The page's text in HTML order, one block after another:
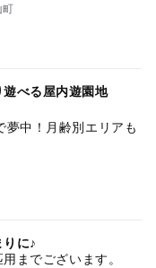
町
べる屋内遊園地
夢中！月齢別エリアも
に♪
までございます。